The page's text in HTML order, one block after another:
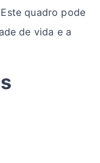
quadro pode
de vida e a